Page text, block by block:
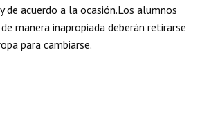
de acuerdo a la ocasión.Los alumnos
manera inapropiada deberán retirarse
para cambiarse.